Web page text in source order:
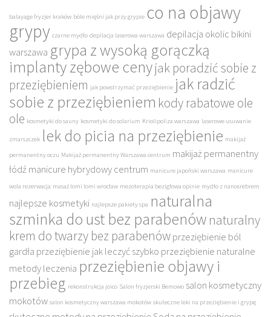
balayage fryzjer kraków bóle mięśni jak przy grypie co na objawy
grypy czarne mydło depilacja laserowa warszawa depilacja okolic bikini
warszawa grypa z wysoką gorączką
implanty zębowe cenyjak poradzić sobie z
przeziębieniem jak powstrzymać przeziębienie jak radzić
sobie z przeziębieniem kody rabatowe ole
ole kosmetyki do sauny kosmetyki do solarium Kriolipoliza warszawa laserowe usuwanie
zmarszczek lek do picia na przeziębienie makijaż
permanentny oczu Makijaż permanentny Warszawa centrum makijaż permanentny
łódź manicure hybrydowy centrum manicure japoński warszawa manicure
wola rezerwacja masaż lomi lomi wrocław mezoterapia bezigłowa opinie mydło z nanosrebrem
najlepsze kosmetyki najlepsze pakiety spa naturalna
szminka do ust bez parabenów naturalny
krem do twarzy bez parabenówprzeziębienie ból
gardła przeziębienie jak leczyć szybko przeziębienie naturalne
metody leczenia przeziębienie objawy i
przebieg rekonstrukcja joico Salon fryzjerski Bemowo salon kosmetyczny
mokotów salon kosmetyczny warszawa mokotów skuteczne leki na przeziębienie i grypę